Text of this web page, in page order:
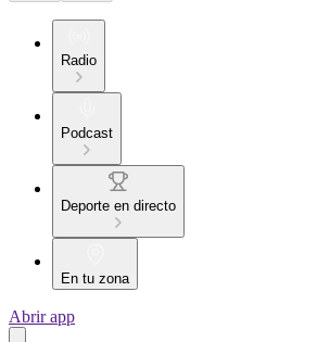
Radio
Podcast
Deporte en directo
En tu zona
Abrir app